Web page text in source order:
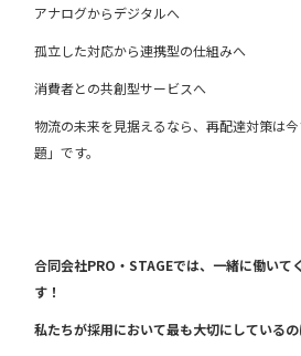
アナログからデジタルへ
孤立した対応から連携型の仕組みへ
消費者との共創型サービスへ
物流の未来を見据えるなら、再配達対策は
題」です。
合同会社PRO・STAGEでは、一緒に働いて
す！
私たちが採用において最も大切にしているの